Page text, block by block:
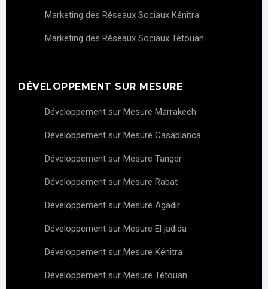
Marketing des Réseaux Sociaux Kénitra
Marketing des Réseaux Sociaux Tétouan
DÉVELOPPEMENT SUR MESURE
Développement sur Mesure Marrakech
Développement sur Mesure Casablanca
Développement sur Mesure Tanger
Développement sur Mesure Rabat
Développement sur Mesure Agadir
Développement sur Mesure El jadida
Développement sur Mesure Kénitra
Développement sur Mesure Tétouan